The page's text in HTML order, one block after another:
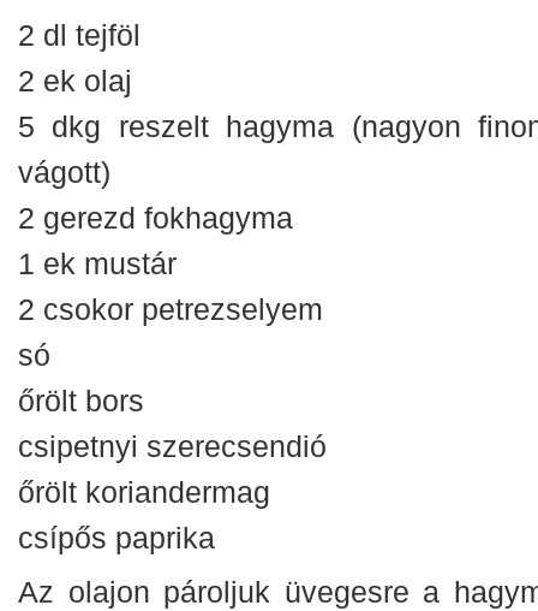
2 dl tejföl
2 ek olaj
5 dkg reszelt hagyma (nagyon
vágott)
2 gerezd fokhagyma
1 ek mustár
2 csokor petrezselyem
só
őrölt bors
csipetnyi szerecsendió
őrölt koriandermag
csípős paprika
Az olajon pároljuk üvegesre a